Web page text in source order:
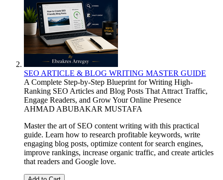
SEO ARTICLE & BLOG WRITING MASTER GUIDE
A Complete Step-by-Step Blueprint for Writing High-
Ranking SEO Articles and Blog Posts That Attract Traffic,
Engage Readers, and Grow Your Online Presence
AHMAD ABUBAKAR MUSTAFA
Master the art of SEO content writing with this practical
guide. Learn how to research profitable keywords, write
engaging blog posts, optimize content for search engines,
improve rankings, increase organic traffic, and create articles
that readers and Google love.